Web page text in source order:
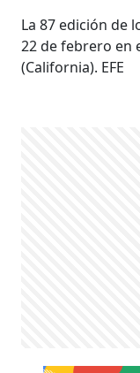
La 87 edición de
22 de febrero en
(California). EFE